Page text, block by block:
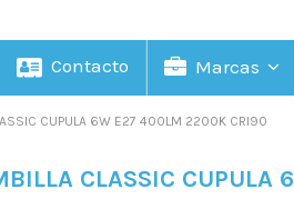
Contacto Marcas
CUPULA 6W E27 400LM 2200K CRI90
CLASSIC